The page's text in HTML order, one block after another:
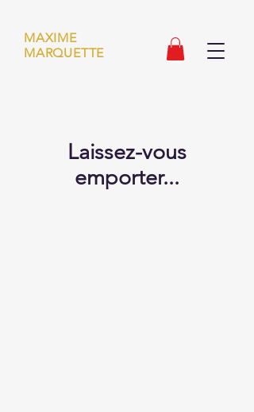
MAXIME
MARQUETTE
Laissez-vous
emporter...